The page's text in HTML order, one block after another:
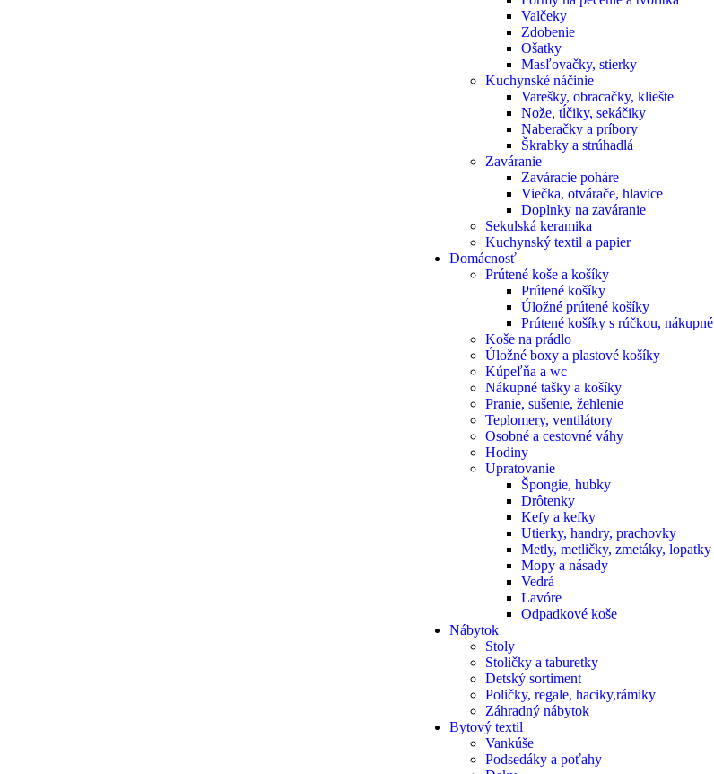
Valčeky
Zdobenie
Ošatky
Masľovačky, stierky
Kuchynské náčinie
Varešky, obracačky, kliešte
Nože, tĺčiky, sekáčiky
Naberačky a príbory
Škrabky a strúhadlá
Zaváranie
Zaváracie poháre
Viečka, otvárače, hlavice
Doplnky na zaváranie
Sekulská keramika
Kuchynský textil a papier
Domácnosť
Prútené koše a košíky
Prútené košíky
Úložné prútené košíky
Prútené košíky s rúčkou, nákupné
Koše na prádlo
Úložné boxy a plastové košíky
Kúpeľňa a wc
Nákupné tašky a košíky
Pranie, sušenie, žehlenie
Teplomery, ventilátory
Osobné a cestovné váhy
Hodiny
Upratovanie
Špongie, hubky
Drôtenky
Kefy a kefky
Utierky, handry, prachovky
Metly, metličky, zmetáky, lopatky
Mopy a násady
Vedrá
Lavóre
Odpadkové koše
Nábytok
Stoly
Stoličky a taburetky
Detský sortiment
Poličky, regale, haciky,rámiky
Záhradný nábytok
Bytový textil
Vankúše
Podsedáky a poťahy